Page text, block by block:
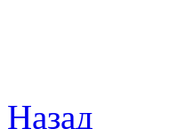
Назад